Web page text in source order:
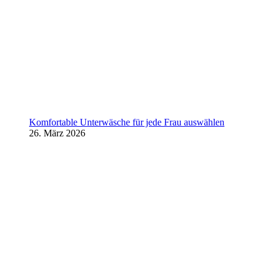
Komfortable Unterwäsche für jede Frau auswählen
26. März 2026